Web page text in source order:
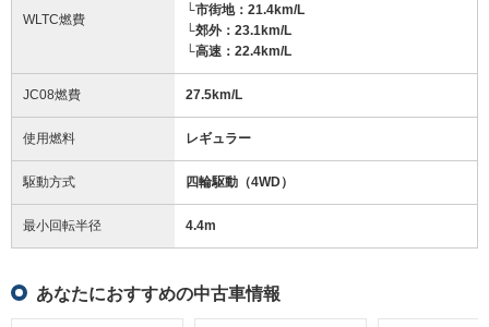
WLTC燃費
└市街地：21.4km/L
└郊外：23.1km/L
└高速：22.4km/L
JC08燃費 27.5km/L
使用燃料 レギュラー
駆動方式 四輪駆動（4WD）
最小回転半径 4.4m
あなたにおすすめの中古車情報